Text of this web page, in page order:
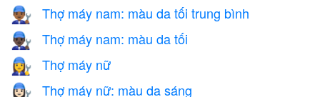
👨🏾‍🔧 Thợ máy nam: màu da tối trung bình
👨🏿‍🔧 Thợ máy nam: màu da tối
👩‍🔧 Thợ máy nữ
👩🏻‍🔧 Thợ máy nữ: màu da sáng